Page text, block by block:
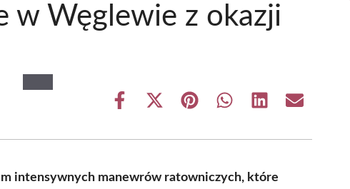
w Węglewie z okazji
Share
Share
(Twitter)
Share Share Share Share
intensywnych manewrów ratowniczych, które